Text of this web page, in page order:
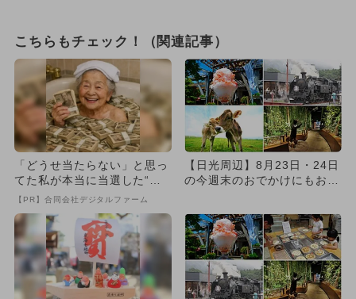
こちらもチェック！（関連記事）
「どうせ当たらない」と思っ
てた私が本当に当選した“買
い方”がこれ
【PR】合同会社デジタルファーム
【日光周辺】8月23日・24日
の今週末のおでかけにもおす